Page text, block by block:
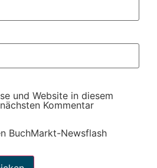
und Website in diesem
Kommentar
BuchMarkt-Newsflash